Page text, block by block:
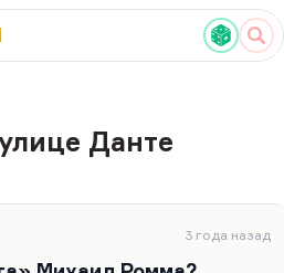
Данте
3 года назад